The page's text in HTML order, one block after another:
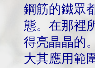
鋼筋的鐵眾
態。在那裡
得亮晶晶的
大其應用範